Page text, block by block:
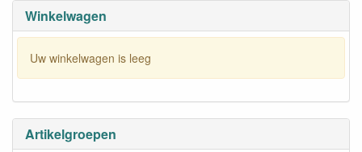
Winkelwagen
Uw winkelwagen is leeg
Artikelgroepen